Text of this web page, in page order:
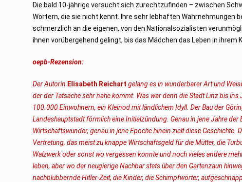
Die bald 10-jährige versucht sich zurechtzufinden – zwischen
Wörtern, die sie nicht kennt. Ihre sehr lebhaften Wahrnehmungen
schmerzlich an die eigenen, von den Nationalsozialisten
ihnen vorübergehend gelingt, bis das Mädchen das Leben in ihrem
oepb-Rezension:
Der Autorin Elisabeth Reichart gelang es in wunderbarer Art und
der der Tatsache sehr nahe kommt. Was war denn die Stadt Linz bis
100.000 Einwohnern, ein Kleinod mit ländlichem Idyll. Der Bau der
Landeshauptstadt förmlich eine Initialzündung. Genau in jene Jahre
Wirtschaftswunder, genau in jene Epoche hinein zielt diese
Vertretung, das meist zu knappe Wirtschaftsgeld für die Mütter, die
Walzwerk oder sonst wo vergessen konnte und noch vieles andere
leben, aber wo der neugierige Nachbar stets über den Gartenzaun
nachblubbernde Hitler-Zeit, die Kinder, die Schimpfwörter,